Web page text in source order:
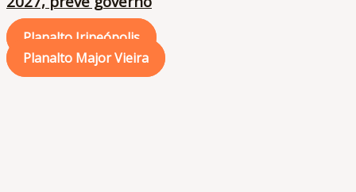
Planalto Irineópolis
Planalto Major Vieira